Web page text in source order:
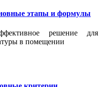
этапы и формулы
решение для
в помещении